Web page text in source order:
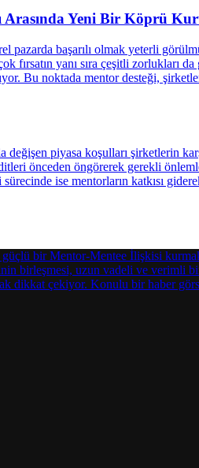
Arasında Yeni Bir Köprü